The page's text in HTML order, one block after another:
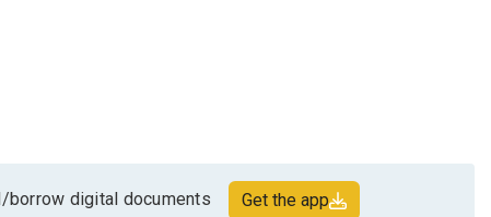
borrow digital documents Get the app